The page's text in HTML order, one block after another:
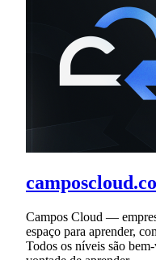
Campos Cloud —
espaço para aprender,
Todos os níveis são